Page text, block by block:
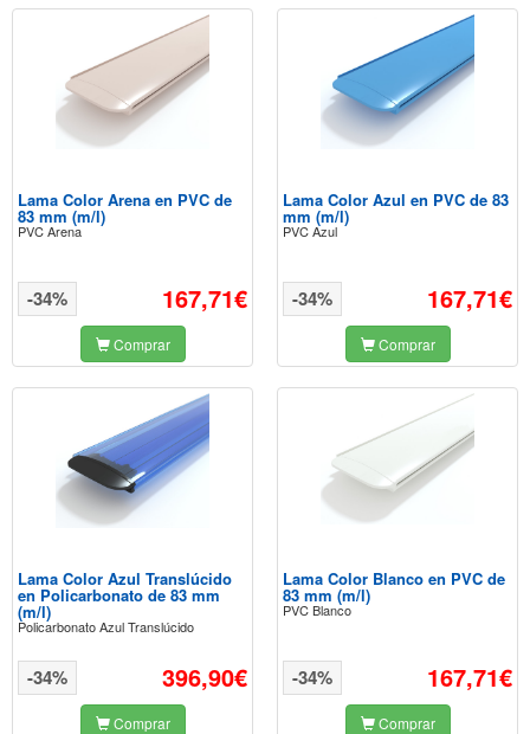
Lama Color Arena en PVC de
83 mm (m/l)
PVC Arena
167,71€
-34%
Comprar
Lama Color Azul en PVC de 83
mm (m/l)
PVC Azul
167,71€
-34%
Comprar
Lama Color Azul Translúcido
en Policarbonato de 83 mm
(m/l)
Policarbonato Azul Translúcido
396,90€
-34%
Comprar
Lama Color Blanco en PVC de
83 mm (m/l)
PVC Blanco
167,71€
-34%
Comprar